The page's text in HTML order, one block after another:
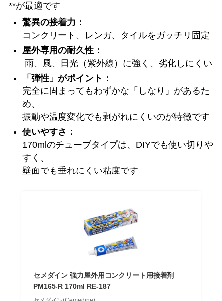
**が最適です
驚異の接着力：
コンクリート、レンガ、タイルをガッチリ固定
屋外専用の耐久性：
雨、風、日光（紫外線）に強く、劣化しにくい
「弾性」がポイント：
完全に固まってもわずかな「しなり」があるた
め、
振動や温度変化でも剥がれにくいのが特徴です
使いやすさ：
170mlのチューブタイプは、DIYでも使い切りや
すく、
壁面でも垂れにくい粘度です
セメダイン 強力屋外用コンクリート用接着剤
PM165-R 170ml RE-187